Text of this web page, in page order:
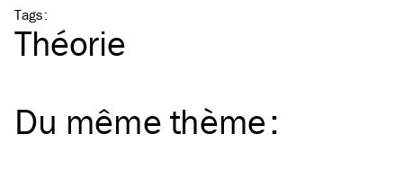
Tags:
Théorie
Du même thème: